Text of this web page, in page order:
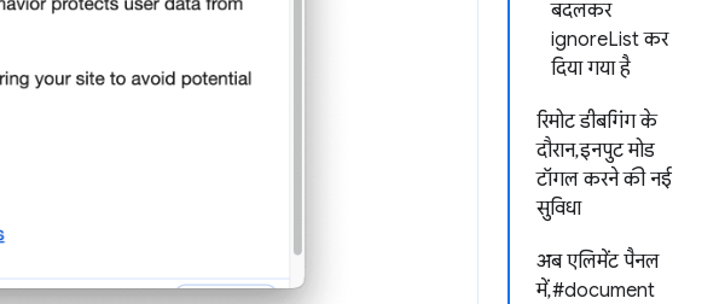
बदलकर
ignoreList कर
दिया गया है
रिमोट डीबगिंग के
दौरान, इनपुट मोड
टॉगल करने की नई
सुविधा
अब एलिमेंट पैनल
में, #document